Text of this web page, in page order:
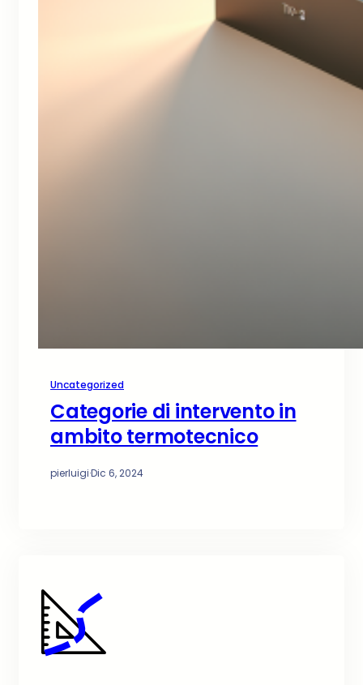
Uncategorized
Categorie di intervento in
ambito termotecnico
pierluigi·Dic 6, 2024